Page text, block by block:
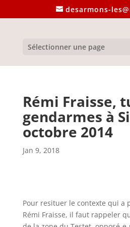
desarmons-
Sélectionner une page
Rémi Fraisse,
gendarmes à
octobre 2014
Jan 9, 2018
Pour resituer le contexte qui a
Rémi Fraisse, il faut rappeler